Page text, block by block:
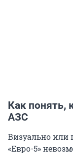
Как понять,
АЗС
Визуально или
«Евро-5»